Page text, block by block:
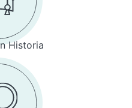
Historia